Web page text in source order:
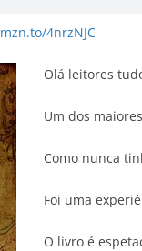
4nrzNJC
Olá leitores
Um dos
Como nunca
Foi uma
O livro é